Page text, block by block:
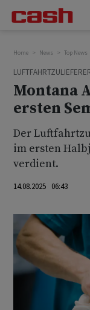
Home News Top News
Montana
ersten
Der
im ersten
verdient.
14.08.2025 06:43